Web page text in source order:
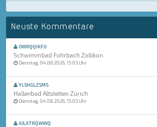
Neuste Kommentare
OWRQQIKFJJ
Schwimmbad Fohrbach Zollikon
Dienstag, 04.08.2026, 15:03 Uhr
YLSHGLZSMS
Hallenbad Altstetten Zürich
Dienstag, 04.08.2026, 15:03 Uhr
XJLXTRQWWQ